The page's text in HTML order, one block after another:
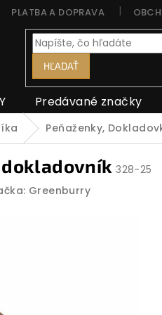
PLATBA A DOPRAVA
HĽADAŤ
Predávané značky
Peňaženky,
dokladovník 328-25
Greenburry